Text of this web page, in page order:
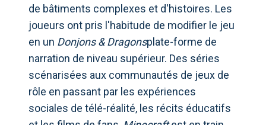
de bâtiments complexes et d'histoires. Les
joueurs ont pris l'habitude de modifier le jeu
en un Donjons & Dragonsplate-forme de
narration de niveau supérieur. Des séries
scénarisées aux communautés de jeux de
rôle en passant par les expériences
sociales de télé-réalité, les récits éducatifs